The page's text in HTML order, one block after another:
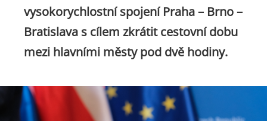
vysokorychlostní spojení Praha – Brno –
Bratislava s cílem zkrátit cestovní dobu
mezi hlavními městy pod dvě hodiny.